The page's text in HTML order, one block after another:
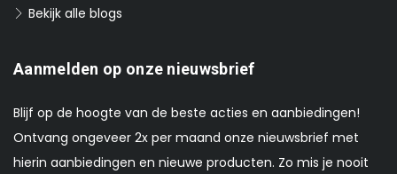
Bekijk alle blogs
Aanmelden op onze nieuwsbrief
Blijf op de hoogte van de beste acties en aanbiedingen!
Ontvang ongeveer 2x per maand onze nieuwsbrief met
hierin aanbiedingen en nieuwe producten. Zo mis je nooit